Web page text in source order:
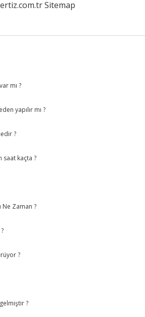
Sitemap
mı ?
yapılır mı ?
?
saat kaçta ?
Ne Zaman ?
?
?